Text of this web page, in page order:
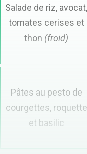
Salade de riz, avocat,
tomates cerises et
thon (froid)
Pâtes au pesto de
courgettes, roquette
et basilic